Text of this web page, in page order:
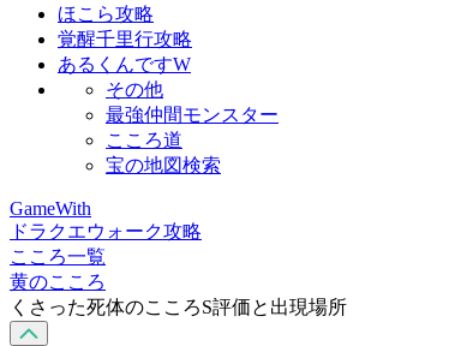
ほこら攻略
覚醒千里行攻略
あるくんですW
その他
最強仲間モンスター
こころ道
宝の地図検索
GameWith
ドラクエウォーク攻略
こころ一覧
黄のこころ
くさった死体のこころS評価と出現場所